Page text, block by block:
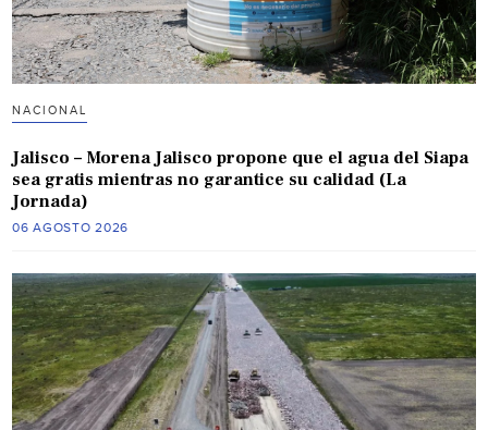
NACIONAL
Jalisco – Morena Jalisco propone que el agua del Siapa
sea gratis mientras no garantice su calidad (La
Jornada)
06 AGOSTO 2026